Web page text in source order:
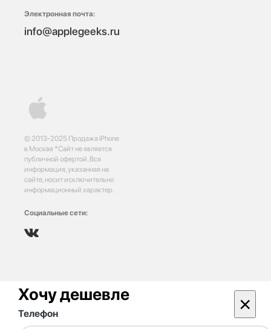
© 2013-2025 Продажа iPhone
в Москве *Сайт не является
публичной офертой. Вся
информация, указанная на
сайте, носит исключительно
информационный характер.
Социальные сети:
Электронная почта:
info@applegeeks.ru
Хочу дешевле ×
Телефон